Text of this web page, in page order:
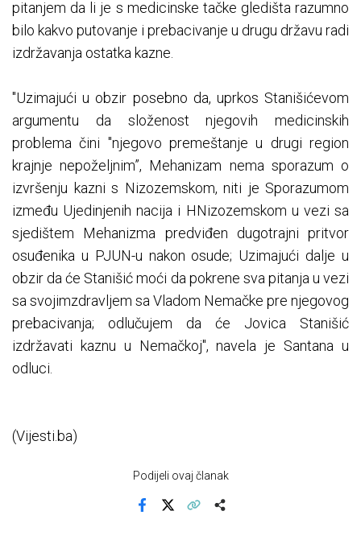
pitanjem da li je s medicinske tačke gledišta razumno
bilo kakvo putovanje i prebacivanje u drugu državu radi
izdržavanja ostatka kazne.
"Uzimajući u obzir posebno da, uprkos Stanišićevom
argumentu da složenost njegovih medicinskih
problema čini "njegovo premeštanje u drugi region
krajnje nepoželjnim”, Mehanizam nema sporazum o
izvršenju kazni s Nizozemskom, niti je Sporazumom
između Ujedinjenih nacija i HNizozemskom u vezi sa
sjedištem Mehanizma predviđen dugotrajni pritvor
osuđenika u PJUN-u nakon osude; Uzimajući dalje u
obzir da će Stanišić moći da pokrene sva pitanja u vezi
sa svojimzdravljem sa Vladom Nemačke pre njegovog
prebacivanja; odlučujem da će Jovica Stanišić
izdržavati kaznu u Nemačkoj", navela je Santana u
odluci.
(Vijesti.ba)
Podijeli ovaj članak